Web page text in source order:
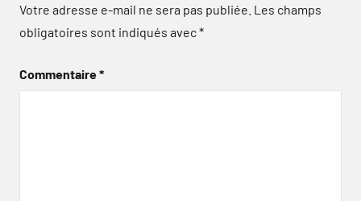
Votre adresse e-mail ne sera pas publiée. Les champs
obligatoires sont indiqués avec*
Commentaire*